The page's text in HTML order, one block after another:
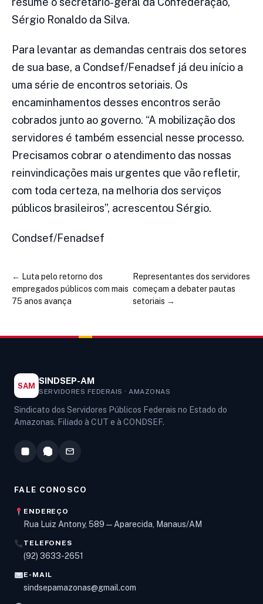
Sérgio Ronaldo da Silva.
Para levantar as demandas centrais dos setores
de sua base, a Condsef/Fenadsef já deu início a
uma série de encontros setoriais. Os
encaminhamentos desses encontros serão
cobrados junto ao governo. “A mobilização dos
servidores é também essencial nesse processo.
Precisamos cobrar o atendimento das nossas
reinvindicações mais urgentes que vão refletir,
com toda certeza, na melhoria dos serviços
públicos brasileiros”, acrescentou Sérgio.
Condsef/Fenadsef
← Luta pelo retorno dos
empregados públicos com mais
75 anos avança
Representantes dos servidores
começam a debater pautas
setoriais →
SAM SINDSEP-AM
SERVIDORES FEDERAIS · AMAZONAS
Sindicato dos Servidores Públicos Federais no Estado do
Amazonas. Filiado à CUT e à CONDSEF.
FALE CONOSCO
ENDEREÇO
Rua Luiz Antony, 589 — Aparecida, Manaus/AM
TELEFONES
(92) 3633-2651
E-MAIL
sindsepamazonas@gmail.com
Olá! Digite um assunto e vou buscar em nossas